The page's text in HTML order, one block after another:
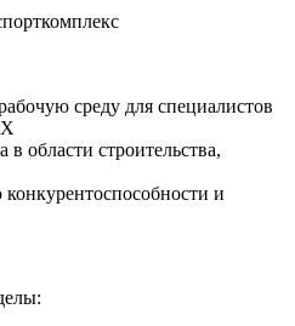
среду для специалистов
области строительства,
и